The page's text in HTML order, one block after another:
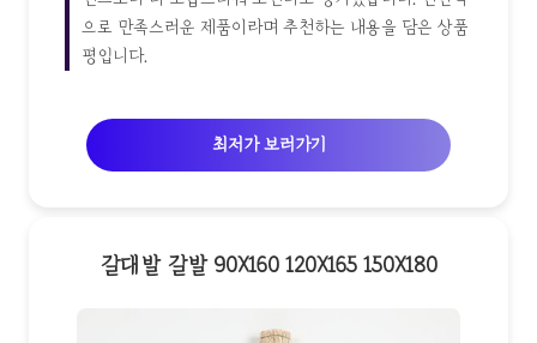
으로 만족스러운 제품이라며 추천하는 내용을 담은 상품
평입니다.
최저가 보러가기
갈대발 갈발 90X160 120X165 150X180